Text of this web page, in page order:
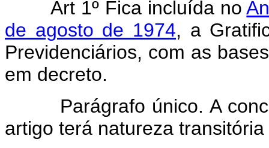
Art 1º Fica incluída no
de agosto de 1974, a
Previdenciários, com as
em decreto.
Parágrafo único. A
artigo terá natureza